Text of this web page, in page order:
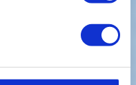
bedrijfsvoering.
het effectief beheren